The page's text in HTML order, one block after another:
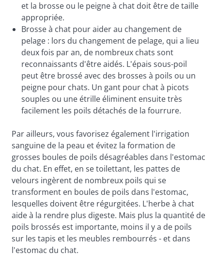
et la brosse ou le peigne à chat doit être de taille
appropriée.
Brosse à chat pour aider au changement de
pelage : lors du changement de pelage, qui a lieu
deux fois par an, de nombreux chats sont
reconnaissants d'être aidés. L'épais sous-poil
peut être brossé avec des brosses à poils ou un
peigne pour chats. Un gant pour chat à picots
souples ou une étrille éliminent ensuite très
facilement les poils détachés de la fourrure.
Par ailleurs, vous favorisez également l'irrigation
sanguine de la peau et évitez la formation de
grosses boules de poils désagréables dans l'estomac
du chat. En effet, en se toilettant, les pattes de
velours ingèrent de nombreux poils qui se
transforment en boules de poils dans l'estomac,
lesquelles doivent être régurgitées. L'herbe à chat
aide à la rendre plus digeste. Mais plus la quantité de
poils brossés est importante, moins il y a de poils
sur les tapis et les meubles rembourrés - et dans
l'estomac du chat.